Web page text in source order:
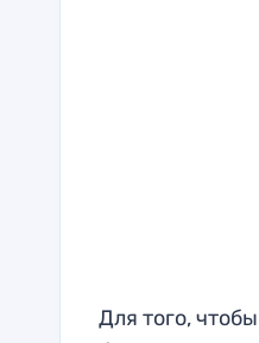
Для того,